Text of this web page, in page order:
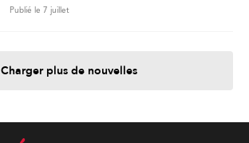
Publié le 7 juillet
Charger plus de nouvelles